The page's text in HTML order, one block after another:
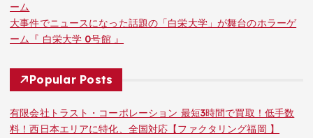
ーム
大事件でニュースになった話題の「白栄大学」が舞台のホラーゲ
ーム『 白栄大学 0号館 』
Popular Posts
有限会社トラスト・コーポレーション 最短3時間で買取！低手数
料！西日本エリアに特化、全国対応【ファクタリング福岡 】